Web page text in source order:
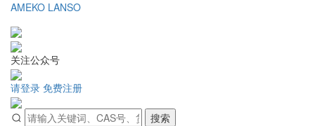
AMEKO LANSO
关注公众号
请登录 免费注册
搜索